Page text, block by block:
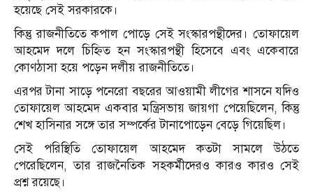
হয়েছে সেই সরকারকে।
কিন্তু রাজনীতিতে কপাল পোড়ে সেই সংস্কারপন্থীদের। তোফায়েল
আহমেদ দলে চিহ্নিত হন সংস্কারপন্থী হিসেবে এবং একেবারে
কোণঠাসা হয়ে পড়েন দলীয় রাজনীতিতে।
এরপর টানা সাড়ে পনেরো বছরের আওয়ামী লীগের শাসনে যদিও
তোফায়েল আহমেদ একবার মন্ত্রিসভায় জায়গা পেয়েছিলেন, কিন্তু
শেখ হাসিনার সঙ্গে তার সম্পর্কের টানাপোড়েন বেড়ে গিয়েছিল।
সেই পরিস্থিতি তোফায়েল আহমেদ কতটা সামলে উঠতে
পেরেছিলেন, তার রাজনৈতিক সহকর্মীদেরও কারও কারও সেই
প্রশ্ন রয়েছে।